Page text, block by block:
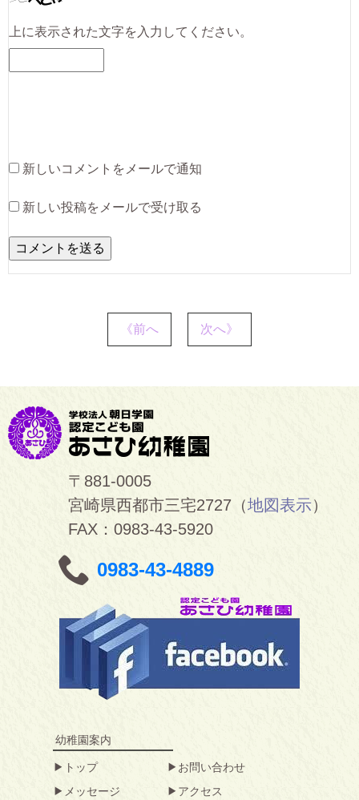
上に表示された文字を入力してください。
新しいコメントをメールで通知
新しい投稿をメールで受け取る
《前へ 次へ》
〒881-0005
宮崎県西都市三宅2727（地図表示）
FAX：0983-43-5920
0983-43-4889
幼稚園案内
トップ
メッセージ
お問い合わせ
アクセス